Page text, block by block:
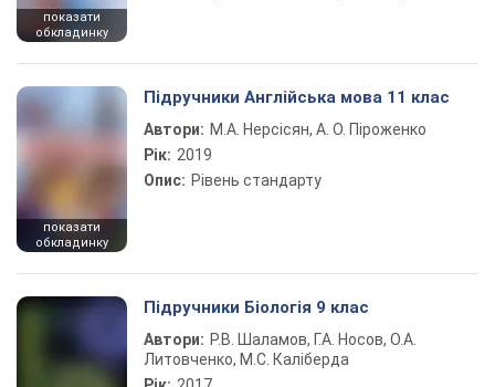
показати
обкладинку
показати
обкладинку
Підручники Англійська мова 11 клас
Автори: М.А. Нерсісян, А. О. Піроженко
Рік: 2019
Опис: Рівень стандарту
Підручники Біологія 9 клас
Автори: Р.В. Шаламов, Г.А. Носов, О.А.
Литовченко, М.С. Каліберда